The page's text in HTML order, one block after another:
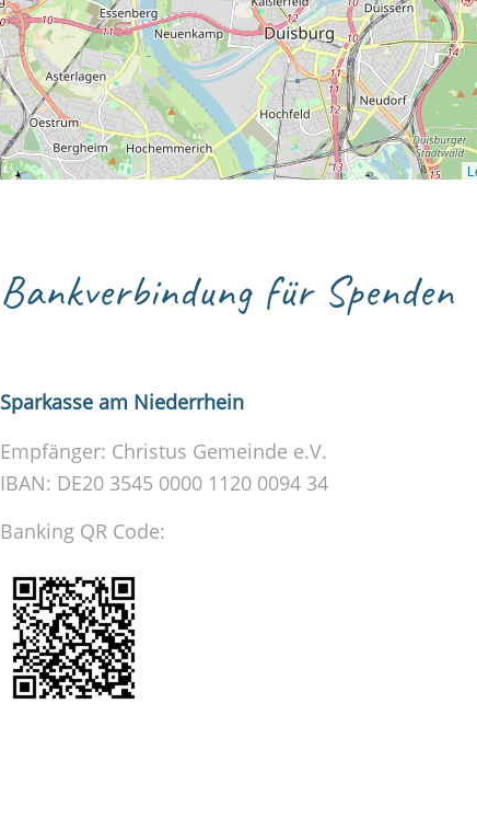
Bankverbindung für Spenden
Sparkasse am Niederrhein
Empfänger: Christus Gemeinde e.V.
IBAN: DE20 3545 0000 1120 0094 34
Banking QR Code: